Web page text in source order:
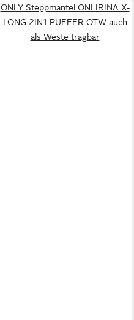
ONLY Steppmantel ONLIRINA X-
LONG 2IN1 PUFFER OTW auch
als Weste tragbar